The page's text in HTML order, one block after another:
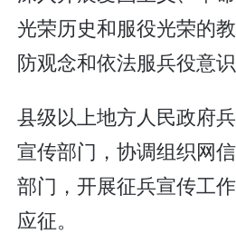
光荣历史和服役光荣的
防观念和依法服兵役意识
县级以上地方人民政府
宣传部门，协调组织网
部门，开展征兵宣传工
应征。